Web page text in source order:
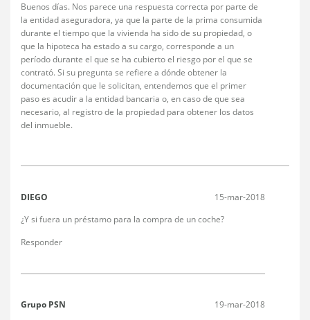
Buenos días. Nos parece una respuesta correcta por parte de
la entidad aseguradora, ya que la parte de la prima consumida
durante el tiempo que la vivienda ha sido de su propiedad, o
que la hipoteca ha estado a su cargo, corresponde a un
período durante el que se ha cubierto el riesgo por el que se
contrató. Si su pregunta se refiere a dónde obtener la
documentación que le solicitan, entendemos que el primer
paso es acudir a la entidad bancaria o, en caso de que sea
necesario, al registro de la propiedad para obtener los datos
del inmueble.
DIEGO 15-mar-2018
¿Y si fuera un préstamo para la compra de un coche?
Responder
Grupo PSN 19-mar-2018